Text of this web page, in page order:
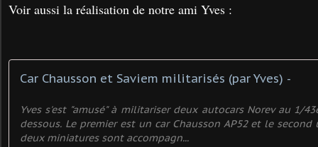
Voir aussi la réalisation de notre ami Yves :
Car Chausson et Saviem militarisés (par Yves) -
Yves s'est "amusé" à militariser deux autocars Norev au 1/
dessous. Le premier est un car Chausson AP52 et le second
deux miniatures sont accompagn...